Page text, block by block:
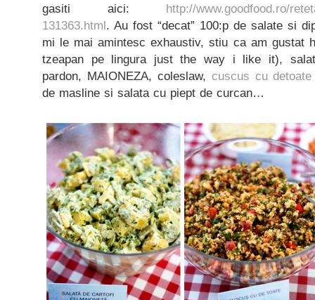
gasiti aici: http://www.goodfood.ro/
131363.html. Au fost “decat” 100:p de salate si
mi le mai amintesc exhaustiv, stiu ca am gustat
tzeapan pe lingura just the way i like it),
pardon, MAIONEZA, coleslaw, cuscus cu detoate
de masline si salata cu piept de curcan…